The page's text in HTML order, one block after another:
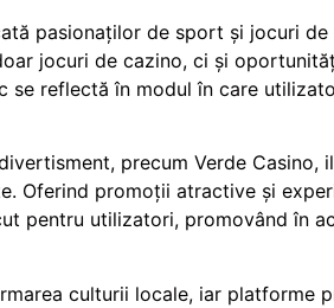
pasionaților de sport și jocuri
jocuri de cazino, ci și
se reflectă în modul în care
precum Verde Casino,
Oferind promoții atractive și
pentru utilizatori, promovând în
culturii locale, iar platforme